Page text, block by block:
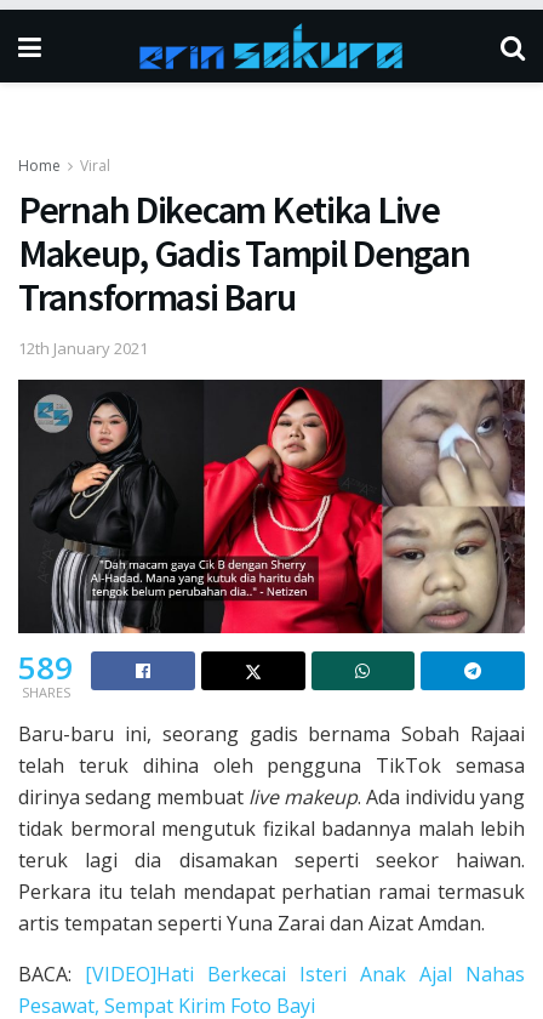
Home Viral
Pernah Dikecam Ketika Live
Makeup, Gadis Tampil Dengan
Transformasi Baru
12th January 2021
589
SHARES
Baru-baru ini, seorang gadis bernama Sobah Rajaai
telah teruk dihina oleh pengguna TikTok semasa
dirinya sedang membuat live makeup. Ada individu yang
tidak bermoral mengutuk fizikal badannya malah lebih
teruk lagi dia disamakan seperti seekor haiwan.
Perkara itu telah mendapat perhatian ramai termasuk
artis tempatan seperti Yuna Zarai dan Aizat Amdan.
BACA: [VIDEO]Hati Berkecai Isteri Anak Ajal Nahas
Pesawat, Sempat Kirim Foto Bayi